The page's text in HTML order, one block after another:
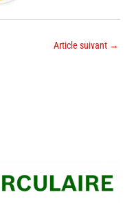
Article suivant →